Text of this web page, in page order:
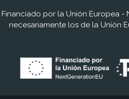
Financiado por la Unión Europea -
necesariamente los de la Unión